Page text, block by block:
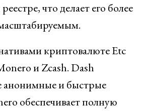
что делает его более
криптовалюте Etc
и Zcash. Dash
анонимные и быстрые
обеспечивает полную